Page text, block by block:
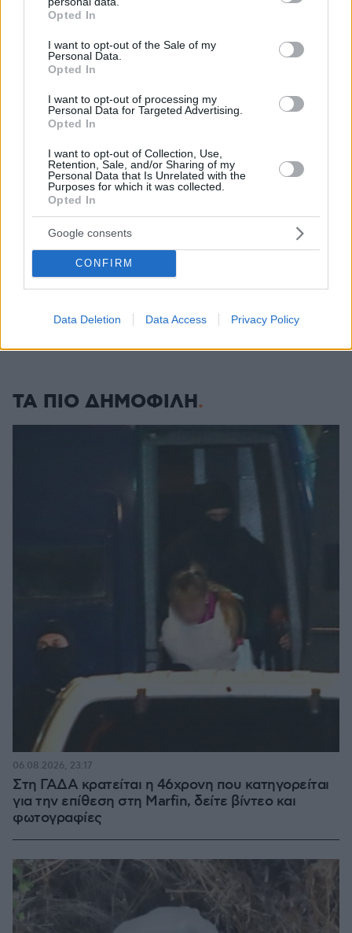
grant or deny consent to Google and its third-party tags to
use your data for below specified purposes in below Google
consent section.
Opted In
I want to opt-out of the Sale of my
Personal Data.
Opted In
I want to opt-out of processing my
Personal Data for Targeted Advertising.
Opted In
I want to opt-out of Collection, Use,
Retention, Sale, and/or Sharing of my
Personal Data that Is Unrelated with the
Purposes for which it was collected.
Opted In
Google consents
CONFIRM
Data Deletion Data Access Privacy Policy
Συνελήφθη πρώην κυβερνήτης πολιτείας του Μεξικού
για την εξαφάνιση των 43 φοιτητών το 2014
Τουλάχιστον 11 τραυματίες σε επιθέσεις των Χούθι στη
07.08.2026, 02:35
Γκολ ο Παυλίδης στη εξάρα της Μπενφίκα στη Χαρτς και
07.08.2026, 02:10
Νεκρός σε πισίνα 24χρονος που κατηγορήθηκε ότι
εξαπάτησε πρώην αστέρες του NFL
07.08.2026, 01:44
Συναγερμός στη Σαουδική Αραβία μετά από
πληροφορίες για επικείμενες επιθέσεις από ιρακινές
οργανώσεις και Χούθι
07.08.2026, 01:21
ΔΕΙΤΕ ΟΛΕΣ ΤΙΣ ΕΙΔΗΣΕΙΣ
ΤΑ ΠΙΟ ΔΗΜΟΦΙΛΗ
Στη ΓΑΔΑ κρατείται η 46χρονη που κατηγορείται
για την επίθεση στη Marfin, δείτε βίντεο και
φωτογραφίες
06.08.2026, 23:17